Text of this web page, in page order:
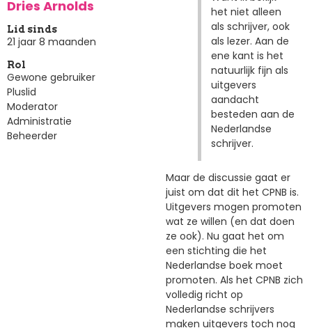
Dries Arnolds
Lid sinds
21 jaar 8 maanden
Rol
Gewone gebruiker
Pluslid
Moderator
Administratie
Beheerder
het niet alleen
als schrijver, ook
als lezer. Aan de
ene kant is het
natuurlijk fijn als
uitgevers
aandacht
besteden aan de
Nederlandse
schrijver.
Maar de discussie gaat er
juist om dat dit het CPNB is.
Uitgevers mogen promoten
wat ze willen (en dat doen
ze ook). Nu gaat het om
een stichting die het
Nederlandse boek moet
promoten. Als het CPNB zich
volledig richt op
Nederlandse schrijvers
maken uitgevers toch nog